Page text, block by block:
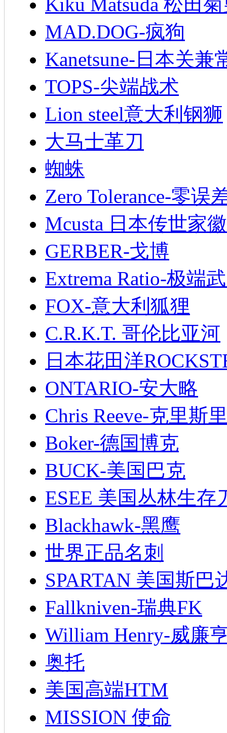
Kiku Matsuda 松田
MAD.DOG-疯狗
Kanetsune-日本关兼
TOPS-尖端战术
Lion steel意大利钢狮
大马士革刀
蜘蛛
Zero Tolerance-零误
Mcusta 日本传世家徽
GERBER-戈博
Extrema Ratio-极端
FOX-意大利狐狸
C.R.K.T. 哥伦比亚河
日本花田洋
ONTARIO-安大略
Chris Reeve-克里斯
Boker-德国博克
BUCK-美国巴克
ESEE 美国丛林生存
Blackhawk-黑鹰
世界正品名刺
SPARTAN 美国斯巴
Fallkniven-瑞典FK
William Henry-威廉
奥托
美国高端HTM
MISSION 使命